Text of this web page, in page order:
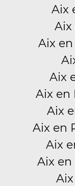
Aix
Aix
Aix
Aix
Aix en
Aix
Aix en
Aix
Aix